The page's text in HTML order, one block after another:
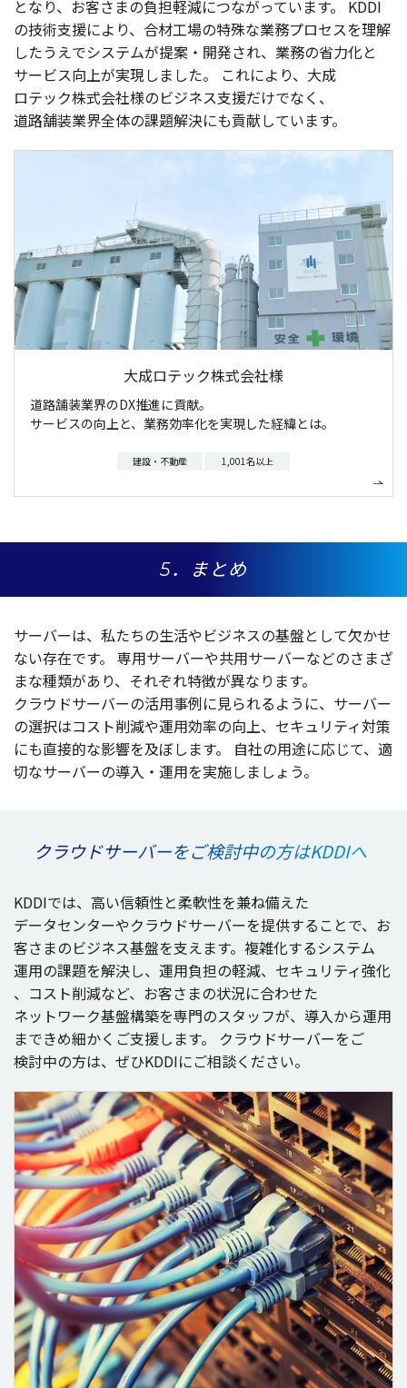
となり、お客さまの負担軽減につながっています。
KDDI
の技術支援により、 合材工場の特殊な業務プロセスを理解
したうえでシステムが提案 ・ 開発され、 業務の省力化と
サービス向上が実現しました。 これにより、 大成
ロテック株式会社様のビジネス支援だけでなく、
道路舗装業界全体の課題解決にも貢献しています。
大成ロテック株式会社様
道路舗装業界のDX推進に貢献。
サービスの向上と、業務効率化を実現した経緯とは。
建設・不動産 1,001名以上
5．まとめ
サーバーは、私たちの生活やビジネスの基盤として欠かせ
ない存在です。 専用サーバーや共用サーバーなどのさまざ
まな種類があり、それぞれ特徴が異なります。
クラウドサーバーの活用事例に見られるように、 サーバー
の選択はコスト削減や運用効率の向上、 セキュリティ対策
にも直接的な影響を及ぼします。
自社の用途に応じて、適
切なサーバーの導入・運用を実施しましょう。
クラウドサーバーをご検討中の方はKDDIへ
KDDIでは、高い信頼性と柔軟性を兼ね備えた
データセンターやクラウドサーバーを提供することで、お
客さまのビジネス基盤を支えます。 複雑化するシステム
運用の課題を解決し、 運用負担の軽減、 セキュリティ強化
、 コスト削減など、お客さまの状況に合わせた
ネットワーク基盤構築を専門のスタッフが、 導入から運用
まできめ細かくご支援します。 クラウドサーバーをご
検討中の方は、ぜひKDDIにご相談ください。